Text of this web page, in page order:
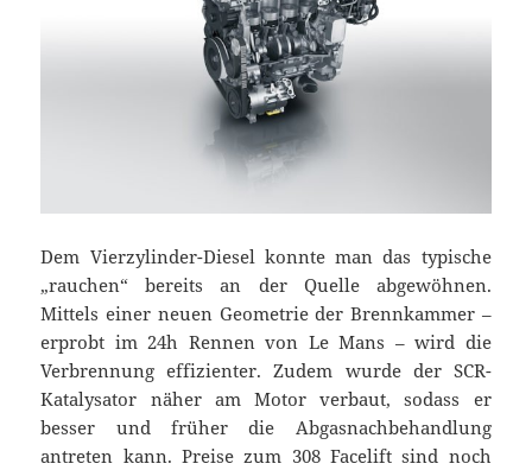
Dem Vierzylinder-Diesel konnte man das typische
„rauchen“ bereits an der Quelle abgewöhnen.
Mittels einer neuen Geometrie der Brennkammer –
erprobt im 24h Rennen von Le Mans – wird die
Verbrennung effizienter. Zudem wurde der SCR-
Katalysator näher am Motor verbaut, sodass er
besser und früher die Abgasnachbehandlung
antreten kann. Preise zum 308 Facelift sind noch